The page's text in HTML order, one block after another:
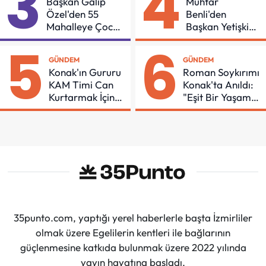
Özel'den 55
Mahalleye Çocuk
Şenliği
Benli'den
Başkan Yetişkin'e
Teşekkür
5 GÜNDEM
Konak'ın Gururu
KAM Timi Can
Kurtarmak İçin
Demir Aldı
6 GÜNDEM
Roman Soykırımı
Konak'ta Anıldı:
"Eşit Bir Yaşam
İçin Mücadeleyi
35punto.com, yaptığı yerel haberlerle başta İzmirliler
olmak üzere Egelilerin kentleri ile bağlarının
güçlenmesine katkıda bulunmak üzere 2022 yılında
yayın hayatına başladı.